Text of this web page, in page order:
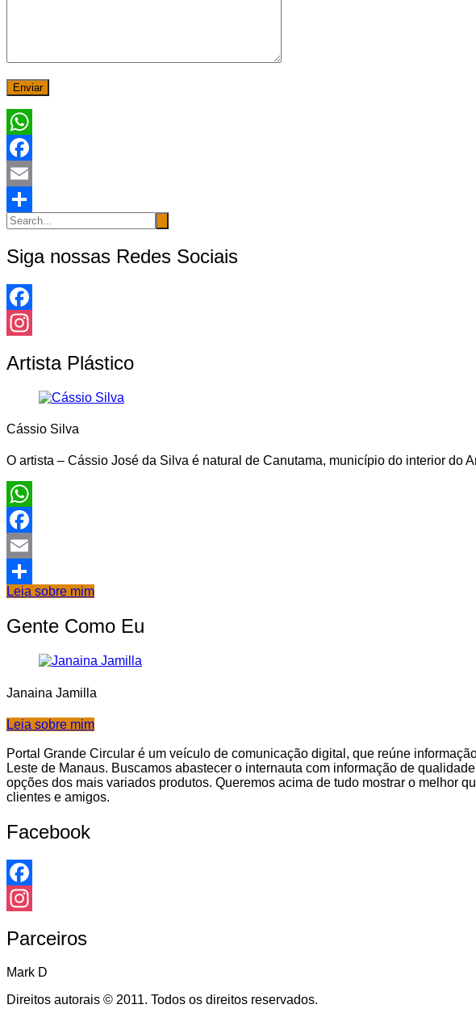
WhatsApp
Facebook
Email
Share
Siga nossas Redes Sociais
Facebook
Artista Plástico
Cássio Silva
O artista – Cássio José da Silva é natural de Canutama, município do interior do
WhatsApp
Facebook
Email
Share
Leia sobre mim
Gente Como Eu
Janaina Jamilla
Leia sobre mim
Portal Grande Circular é um veículo de comunicação digital, que reúne
Leste de Manaus. Buscamos abastecer o internauta com informação de
opções dos mais variados produtos. Queremos acima de tudo mostrar o melhor
clientes e amigos.
Facebook
Facebook
Parceiros
Mark D
Direitos autorais © 2011. Todos os direitos reservados.